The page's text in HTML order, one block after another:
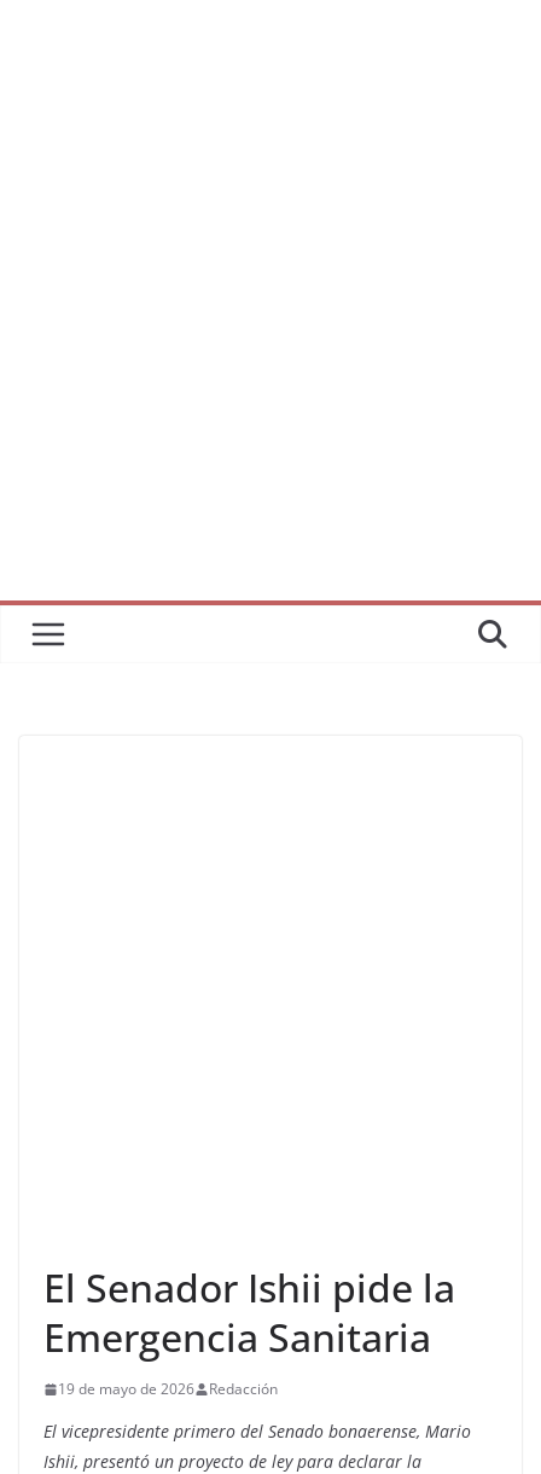
El Senador Ishii pide la
Emergencia Sanitaria
19 de mayo de 2026 Redacción
El vicepresidente primero del Senado bonaerense, Mario
Ishii, presentó un proyecto de ley para declarar la